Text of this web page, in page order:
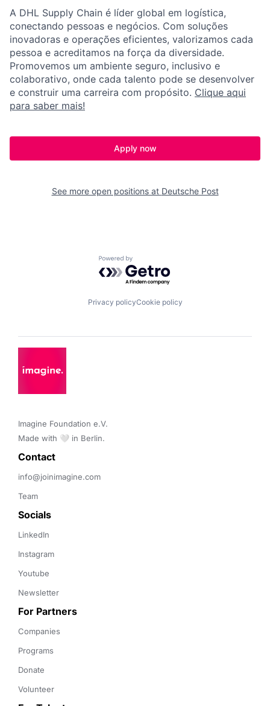
A DHL Supply Chain é líder global em logística,
conectando pessoas e negócios. Com soluções
inovadoras e operações eficientes, valorizamos cada
pessoa e acreditamos na força da diversidade.
Promovemos um ambiente seguro, inclusivo e
colaborativo, onde cada talento pode se desenvolver
e construir uma carreira com propósito. Clique aqui
para saber mais!
Apply now
See more open positions at Deutsche Post
Powered by Getro.com
Privacy policyCookie policy
Imagine Foundation e.V.
Made with 🤍 in Berlin.
Contact
info@joinimagine.com
Team
Socials
LinkedIn
Instagram
Youtube
Newsletter
For Partners
Companies
Programs
Donate
Volunteer